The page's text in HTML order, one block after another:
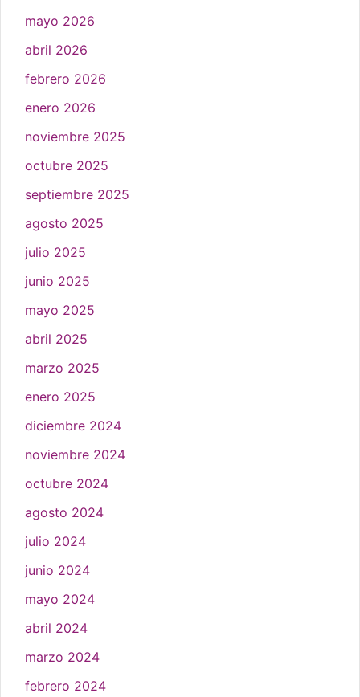
mayo 2026
abril 2026
febrero 2026
enero 2026
noviembre 2025
octubre 2025
septiembre 2025
agosto 2025
julio 2025
junio 2025
mayo 2025
abril 2025
marzo 2025
enero 2025
diciembre 2024
noviembre 2024
octubre 2024
agosto 2024
julio 2024
junio 2024
mayo 2024
abril 2024
marzo 2024
febrero 2024